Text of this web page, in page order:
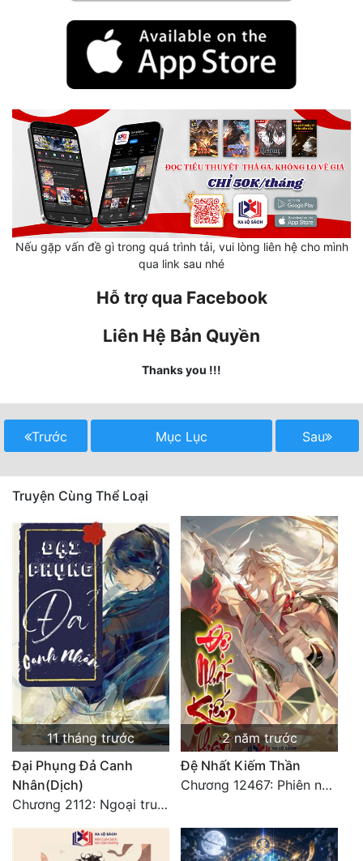
Lịch Sử
Mưu Mô
Mạt Thế
Mỹ Thực
Phương Tây
Quan Trường
Quân Sự
Sảng Văn
Sắc
Sủng
Thanh Xuân
Tiên Hiệp
Tiểu Thuyết
Trinh Thám
Triều Đấu
Trùng Sinh
Nếu gặp vấn đề gì trong quá trình tải, vui lòng liên hệ cho mình
qua link sau nhé
Hỗ trợ qua Facebook
Liên Hệ Bản Quyền
Thanks you !!!
Trước Mục Lục Sau
Truyện Cùng Thể Loại
11 tháng trước
Đại Phụng Đả Canh
Nhân(Dịch)
Chương 2112: Ngoại truyện 3 - Tiệc mừng công
2 năm trước
Đệ Nhất Kiếm Thần
Chương 12467: Phiên ngoại 20: Sinh nhật vui vẻ - Hoàn